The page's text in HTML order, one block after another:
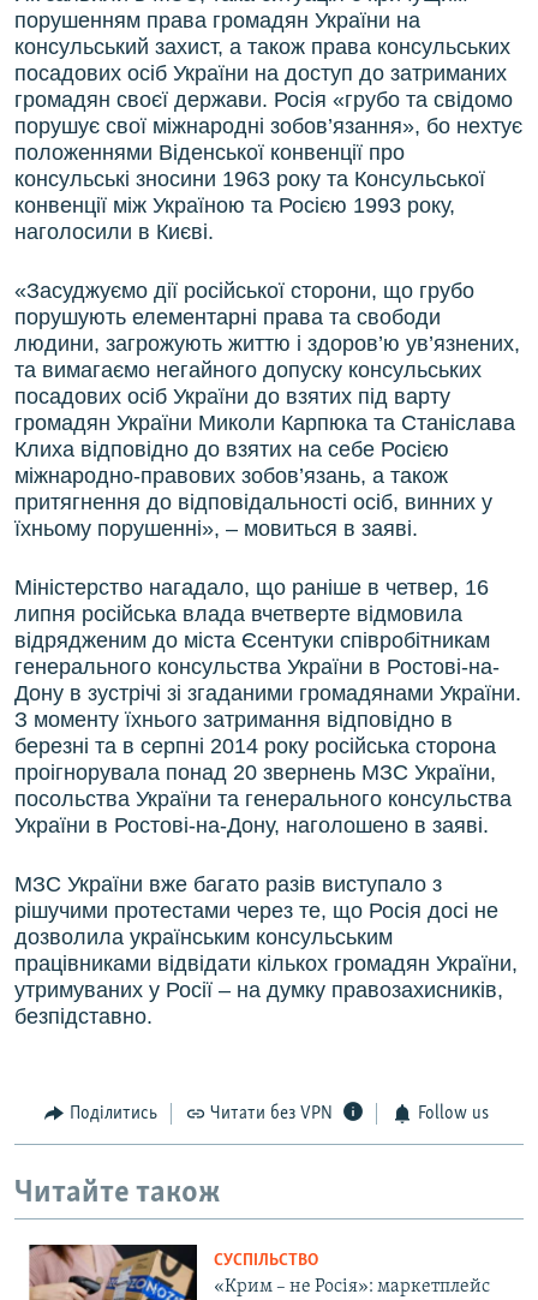
порушенням права громадян України на
консульський захист, а також права консульських
посадових осіб України на доступ до затриманих
громадян своєї держави. Росія «грубо та свідомо
порушує свої міжнародні зобов’язання», бо нехтує
положеннями Віденської конвенції про
консульські зносини 1963 року та Консульської
конвенції між Україною та Росією 1993 року,
наголосили в Києві.
«Засуджуємо дії російської сторони, що грубо
порушують елементарні права та свободи
людини, загрожують життю і здоров’ю ув’язнених,
та вимагаємо негайного допуску консульських
посадових осіб України до взятих під варту
громадян України Миколи Карпюка та Станіслава
Клиха відповідно до взятих на себе Росією
міжнародно-правових зобов’язань, а також
притягнення до відповідальності осіб, винних у
їхньому порушенні», – мовиться в заяві.
Міністерство нагадало, що раніше в четвер, 16
липня російська влада вчетверте відмовила
відрядженим до міста Єсентуки співробітникам
генерального консульства України в Ростові-на-
Дону в зустрічі зі згаданими громадянами України.
З моменту їхнього затримання відповідно в
березні та в серпні 2014 року російська сторона
проігнорувала понад 20 звернень МЗС України,
посольства України та генерального консульства
України в Ростові-на-Дону, наголошено в заяві.
МЗС України вже багато разів виступало з
рішучими протестами через те, що Росія досі не
дозволила українським консульським
працівниками відвідати кількох громадян України,
утримуваних у Росії – на думку правозахисників,
безпідставно.
Поділитись Читати без VPN Follow us
Читайте також
СУСПІЛЬСТВО
«Крим – не Росія»: маркетплейс